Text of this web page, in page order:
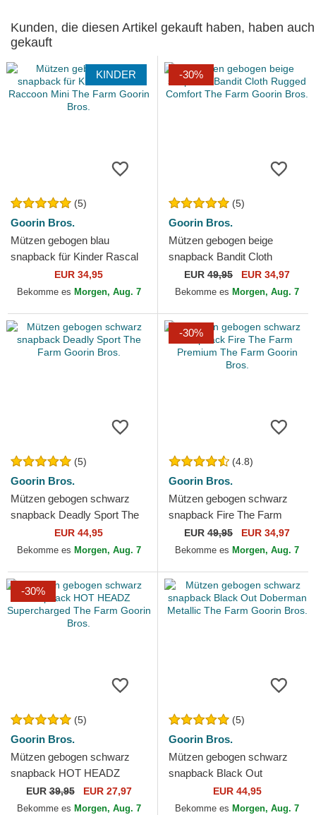
Kunden, die diesen Artikel gekauft haben, haben auch
gekauft
KINDER
(5)
Goorin Bros.
Mützen gebogen blau
snapback für Kinder Rascal
Raccoon Mini The Farm
Goorin Bros.
EUR 34,95
Bekomme es Morgen, Aug. 7
-30%
(5)
Goorin Bros.
Mützen gebogen beige
snapback Bandit Cloth
Rugged Comfort The Farm
Goorin Bros.
EUR 49,95 EUR 34,97
Bekomme es Morgen, Aug. 7
(5)
Goorin Bros.
Mützen gebogen schwarz
snapback Deadly Sport The
Farm Goorin Bros.
EUR 44,95
Bekomme es Morgen, Aug. 7
-30%
(4.8)
Goorin Bros.
Mützen gebogen schwarz
snapback Fire The Farm
Premium The Farm Goorin
Bros.
EUR 49,95 EUR 34,97
Bekomme es Morgen, Aug. 7
-30%
(5)
Goorin Bros.
Mützen gebogen schwarz
snapback HOT HEADZ
Supercharged The Farm
Goorin Bros.
EUR39,95 EUR 27,97
Bekomme es Morgen, Aug. 7
(5)
Goorin Bros.
Mützen gebogen schwarz
snapback Black Out
Doberman Metallic The Farm
Goorin Bros.
EUR 44,95
Bekomme es Morgen, Aug. 7